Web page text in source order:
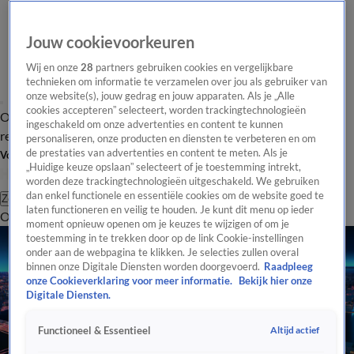
Overzicht Laatste nieuws Regionieuws Het beste van Hart
Tip de
redactie
Volg Hart van Nederland
Zoeken
OverzichtRegioUitzendingenWeerTip de redactiePanelVideo's
Jouw cookievoorkeuren
Wij en onze28 partners gebruiken cookies en vergelijkbare
technieken om informatie te verzamelen over jou als gebruiker van
onze website(s), jouw gedrag en jouw apparaten. Als je „Alle
cookies accepteren” selecteert, worden trackingtechnologieën
ingeschakeld om onze advertenties en content te kunnen
personaliseren, onze producten en diensten te verbeteren en om
de prestaties van advertenties en content te meten. Als je
„Huidige keuze opslaan” selecteert of je toestemming intrekt,
worden deze trackingtechnologieën uitgeschakeld. We gebruiken
dan enkel functionele en essentiële cookies om de website goed te
laten functioneren en veilig te houden. Je kunt dit menu op ieder
moment opnieuw openen om je keuzes te wijzigen of om je
toestemming in te trekken door op de link Cookie-instellingen
onder aan de webpagina te klikken. Je selecties zullen overal
binnen onze Digitale Diensten worden doorgevoerd. Raadpleeg
onze Cookieverklaring voor meer informatie.
Bekijk hier onze
Digitale Diensten.
Functioneel & Essentieel Altijd actief